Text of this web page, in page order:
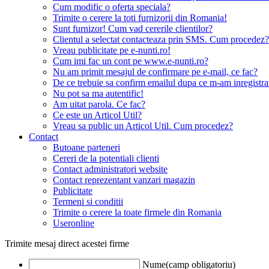
Cum modific o oferta speciala?
Trimite o cerere la toti furnizorii din Romania!
Sunt furnizor! Cum vad cererile clientilor?
Clientul a selectat contacteaza prin SMS. Cum procedez?
Vreau publicitate pe e-nunti.ro!
Cum imi fac un cont pe www.e-nunti.ro?
Nu am primit mesajul de confirmare pe e-mail, ce fac?
De ce trebuie sa confirm emailul dupa ce m-am
Nu pot sa ma autentific!
Am uitat parola. Ce fac?
Ce este un Articol Util?
Vreau sa public un Articol Util. Cum procedez?
Contact
Butoane parteneri
Cereri de la potentiali clienti
Contact administratori website
Contact reprezentant vanzari magazin
Publicitate
Termeni si conditii
Trimite o cerere la toate firmele din Romania
Useronline
Trimite mesaj direct acestei firme
Nume(camp obligatoriu)